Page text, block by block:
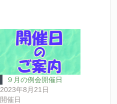
９月の例会開催日
2023年8月21日
開催日